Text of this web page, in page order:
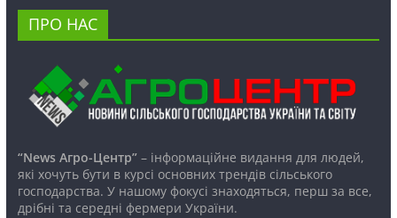
ПРО НАС
“News Агро-Центр”– інформаційне видання для людей,
які хочуть бути в курсі основних трендів сільського
господарства. У нашому фокусі знаходяться, перш за все,
дрібні та середні фермери України.